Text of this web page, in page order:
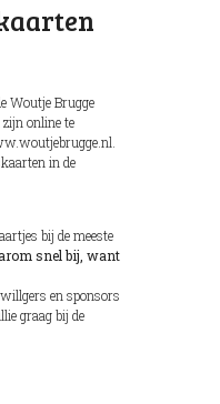
Woutje Brugge
zijn online te
in de
bij de meeste
snel bij, want
en sponsors
graag bij de